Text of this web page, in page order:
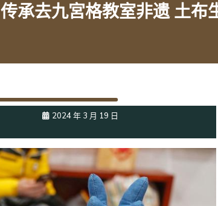
传承去九宮格教室非遗 土布
2024 年 3 月 19 日